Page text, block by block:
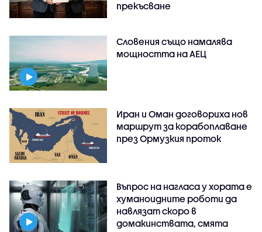
прекъсване
Словения също намалява
мощността на АЕЦ
Иран и Оман договориха нов
маршрут за корабоплаване
през Ормузкия проток
Въпрос на нагласа у хората е
хуманоидните роботи да
навлязат скоро в
домакинствата, смята